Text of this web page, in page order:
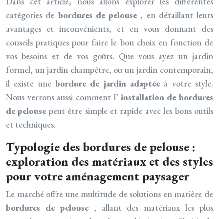
catégories de bordures de pelouse , en détaillant leurs
avantages et inconvénients, et en vous donnant des
conseils pratiques pour faire le bon choix en fonction de
vos besoins et de vos goûts. Que vous ayez un jardin
formel, un jardin champêtre, ou un jardin contemporain,
il existe une bordure de jardin adaptée à votre style.
Nous verrons aussi comment l’ installation de bordures
de pelouse peut être simple et rapide avec les bons outils
et techniques.
Typologie des bordures de pelouse :
exploration des matériaux et des styles
pour votre aménagement paysager
Le marché offre une multitude de solutions en matière de
bordures de pelouse , allant des matériaux les plus